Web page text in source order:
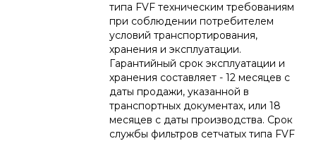
типа FVF техническим требованиям
при соблюдении потребителем
условий транспортирования,
хранения и эксплуатации.
Гарантийный срок эксплуатации и
хранения составляет - 12 месяцев с
даты продажи, указанной в
транспортных документах, или 18
месяцев с даты производства. Срок
службы фильтров сетчатых типа FVF